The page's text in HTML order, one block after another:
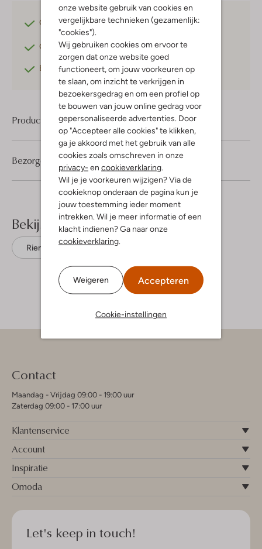
onze website gebruik van cookies en
vergelijkbare technieken (gezamenlijk:
"cookies").
Wij gebruiken cookies om ervoor te
zorgen dat onze website goed
functioneert, om jouw voorkeuren op
te slaan, om inzicht te verkrijgen in
bezoekersgedrag en om een profiel op
te bouwen van jouw online gedrag voor
gepersonaliseerde advertenties. Door
op "Accepteer alle cookies" te klikken,
ga je akkoord met het gebruik van alle
cookies zoals omschreven in onze
privacy- en cookieverklaring
Wil je je voorkeuren wijzigen? Via de
cookieknop onderaan de pagina kun je
jouw toestemming ieder moment
intrekken. Wil je meer informatie of een
klacht indienen? Ga naar onze
cookieverklaring
Weigeren Accepteren
Cookie-instellingen
Gratis verzendingvanaf €75,-
Gratis retournerenbinnen 30 dagen*
Betaal achterafmet Klarna
Product informatie
Bezorgen & retourneren
Bekijk meer
Riemen Boss
Contact
Maandag - Vrijdag 09:00 - 19:00 uur
Zaterdag 09:00 - 17:00 uur
Klantenservice
Account
Inspiratie
Omoda
Let's keep in touch!